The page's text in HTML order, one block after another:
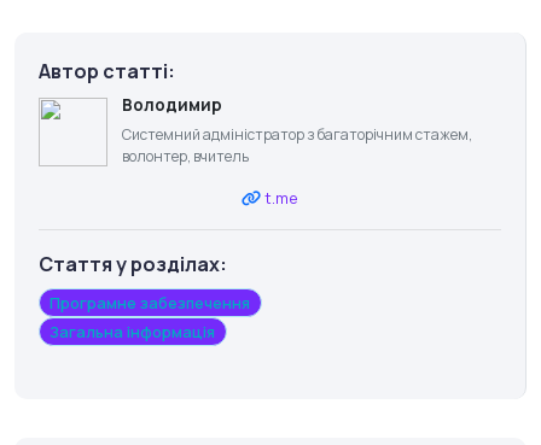
Автор статті:
Володимир
Системний адміністратор з багаторічним стажем,
волонтер, вчитель
t.me
Стаття у розділах:
Програмне забезпечення
Загальна інформація